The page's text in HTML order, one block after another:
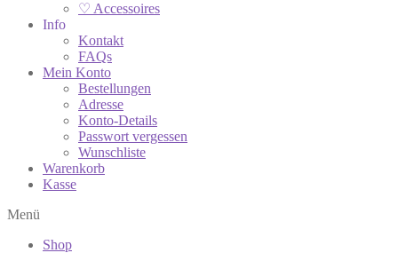
♡ Accessoires
Info
Kontakt
FAQs
Mein Konto
Bestellungen
Adresse
Konto-Details
Passwort vergessen
Wunschliste
Warenkorb
Kasse
Menü
Shop